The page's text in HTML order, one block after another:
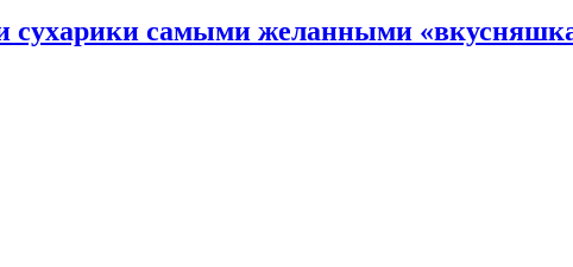
сухарики самыми желанными